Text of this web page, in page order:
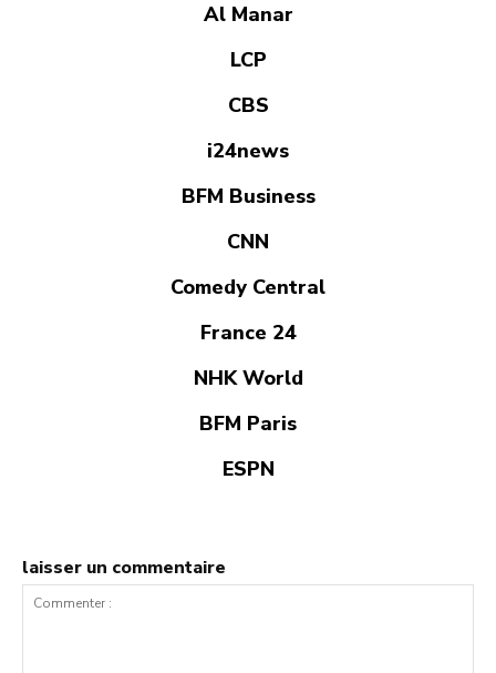
Al Manar
LCP
CBS
i24news
BFM Business
CNN
Comedy Central
France 24
NHK World
BFM Paris
ESPN
laisser un commentaire